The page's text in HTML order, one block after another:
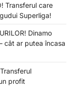
Transferul care
Superliga!
Dinamo
cât ar putea încasa
profit